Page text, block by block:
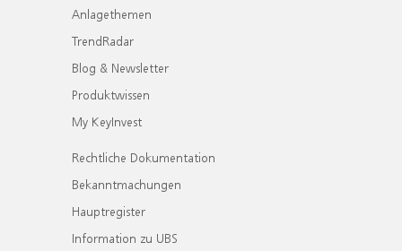
Anlagethemen
TrendRadar
Blog & Newsletter
Produktwissen
My KeyInvest
Rechtliche Dokumentation
Bekanntmachungen
Hauptregister
Information zu UBS